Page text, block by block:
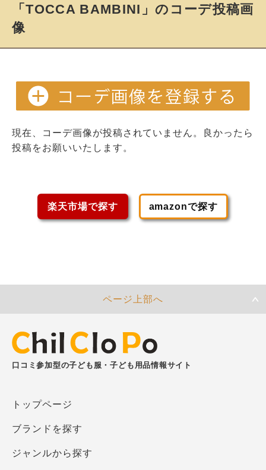
「TOCCA BAMBINI」のコーデ投稿画
像
現在、コーデ画像が投稿されていません。良かったら
投稿をお願いいたします。
楽天市場で探す amazonで探す
ページ上部へ
口コミ参加型の子ども服・子ども用品情報サイト
トップページ
ブランドを探す
ジャンルから探す